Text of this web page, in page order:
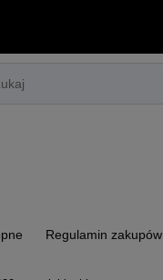
Regulamin zakupów